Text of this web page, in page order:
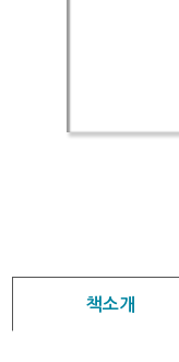
책소개